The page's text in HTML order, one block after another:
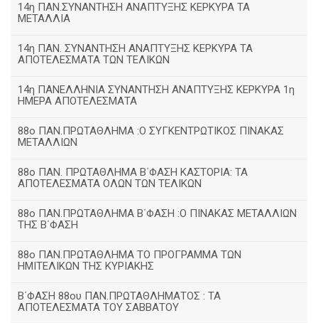
14η ΠΑΝ.ΣΥΝΑΝΤΗΣΗ ΑΝΑΠΤΥΞΗΣ ΚΕΡΚΥΡΑ ΤΑ
ΜΕΤΑΛΛΙΑ
14η ΠΑΝ. ΣΥΝΑΝΤΗΣΗ ΑΝΑΠΤΥΞΗΣ ΚΕΡΚΥΡΑ ΤΑ
ΑΠΟΤΕΛΕΣΜΑΤΑ ΤΩΝ ΤΕΛΙΚΩΝ
14η ΠΑΝΕΛΛΗΝΙΑ ΣΥΝΑΝΤΗΣΗ ΑΝΑΠΤΥΞΗΣ ΚΕΡΚΥΡΑ 1η
ΗΜΕΡΑ ΑΠΟΤΕΛΕΣΜΑΤΑ
88ο ΠΑΝ.ΠΡΩΤΑΘΛΗΜΑ :Ο ΣΥΓΚΕΝΤΡΩΤΙΚΟΣ ΠΙΝΑΚΑΣ
ΜΕΤΑΛΛΙΩΝ
88ο ΠΑΝ. ΠΡΩΤΑΘΛΗΜΑ Β΄ΦΑΣΗ ΚΑΣΤΟΡΙΑ: ΤΑ
ΑΠΟΤΕΛΕΣΜΑΤΑ ΟΛΩΝ ΤΩΝ ΤΕΛΙΚΩΝ
88ο ΠΑΝ.ΠΡΩΤΑΘΛΗΜΑ Β΄ΦΑΣΗ :Ο ΠΙΝΑΚΑΣ ΜΕΤΑΛΛΙΩΝ
ΤΗΣ Β΄ΦΑΣΗ
88ο ΠΑΝ.ΠΡΩΤΑΘΛΗΜΑ ΤΟ ΠΡΟΓΡΑΜΜΑ ΤΩΝ
ΗΜΙΤΕΛΙΚΩΝ ΤΗΣ ΚΥΡΙΑΚΗΣ
Β΄ΦΑΣΗ 88ου ΠΑΝ.ΠΡΩΤΑΘΛΗΜΑΤΟΣ : ΤΑ
ΑΠΟΤΕΛΕΣΜΑΤΑ ΤΟΥ ΣΑΒΒΑΤΟΥ